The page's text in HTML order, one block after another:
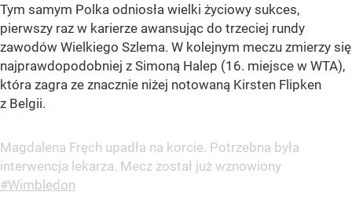
Tym samym Polka odniosła wielki życiowy sukces,
pierwszy raz w karierze awansując do trzeciej rundy
zawodów Wielkiego Szlema. W kolejnym meczu zmierzy się
najprawdopodobniej z Simoną Halep (16. miejsce w WTA),
która zagra ze znacznie niżej notowaną Kirsten Flipken
z Belgii.
Magdalena Fręch upadła na korcie. Potrzebna była
interwencja lekarza. Mecz został już wznowiony
#Wimbledon